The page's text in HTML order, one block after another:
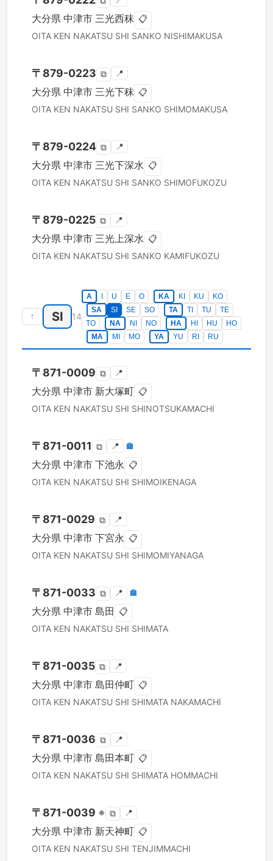
大分県 中津市 三光西秣 📋
OITA KEN NAKATSU SHI SANKO NISHIMAKUSA
〒 879-0223 ⧉ 📍
大分県 中津市 三光下秣 📋
OITA KEN NAKATSU SHI SANKO SHIMOMAKUSA
〒 879-0224 ⧉ 📍
大分県 中津市 三光下深水 📋
OITA KEN NAKATSU SHI SANKO SHIMOFUKOZU
〒 879-0225 ⧉ 📍
大分県 中津市 三光上深水 📋
OITA KEN NAKATSU SHI SANKO KAMIFUKOZU
↑ SI 14
A U E O KA KI KU
KO
SA
SI SE SO TA TI TU
TE
TO
NA NI NO HA HI HU
HO
MA
MI MO YA YU RI RU
〒 871-0009 ⧉ 📍
大分県 中津市 新大塚町 📋
OITA KEN NAKATSU SHI SHINOTSUKAMACHI
〒 871-0011 ⧉ 📍 🏣
大分県 中津市 下池永 📋
OITA KEN NAKATSU SHI SHIMOIKENAGA
〒 871-0029 ⧉ 📍
大分県 中津市 下宮永 📋
OITA KEN NAKATSU SHI SHIMOMIYANAGA
〒 871-0033 ⧉ 📍 🏣
大分県 中津市 島田 📋
OITA KEN NAKATSU SHI SHIMATA
〒 871-0035 ⧉ 📍
大分県 中津市 島田仲町 📋
OITA KEN NAKATSU SHI SHIMATA NAKAMACHI
〒 871-0036 ⧉ 📍
大分県 中津市 島田本町 📋
OITA KEN NAKATSU SHI SHIMATA HOMMACHI
〒 871-0039 ※ ⧉ 📍
大分県 中津市 新天神町 📋
OITA KEN NAKATSU SHI TENJIMMACHI